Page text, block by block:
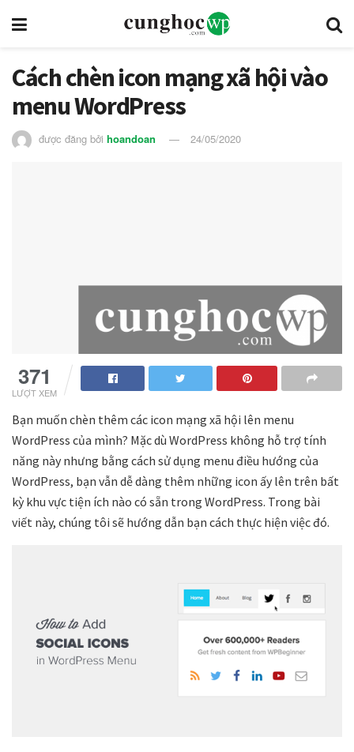
Cách chèn icon mạng xã hội vào
menu WordPress
được đăng bởi hoandoan 24/05/2020
371
LƯỢT XEM
Bạn muốn chèn thêm các icon mạng xã hội lên menu
WordPress của mình? Mặc dù WordPress không hỗ trợ tính
năng này nhưng bằng cách sử dụng menu điều hướng của
WordPress, bạn vẫn dễ dàng thêm những icon ấy lên trên bất
kỳ khu vực tiện ích nào có sẵn trong WordPress. Trong bài
viết này, chúng tôi sẽ hướng dẫn bạn cách thực hiện việc đó.